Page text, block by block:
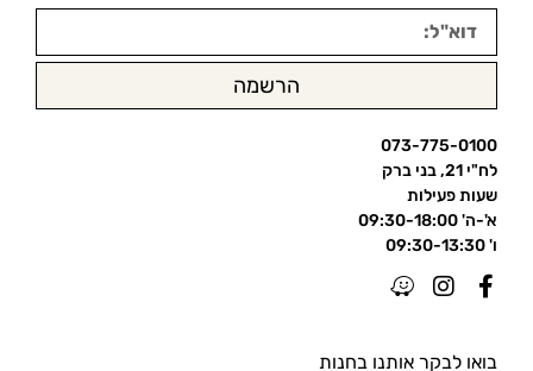
הרשמה
073-775-0100
לח"י 21, בני ברק
שעות פעילות
א'-ה' 09:30-18:00
ו' 09:30-13:30
בואו לבקר אותנו בחנות